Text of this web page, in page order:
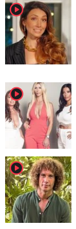
player2
player2
player2